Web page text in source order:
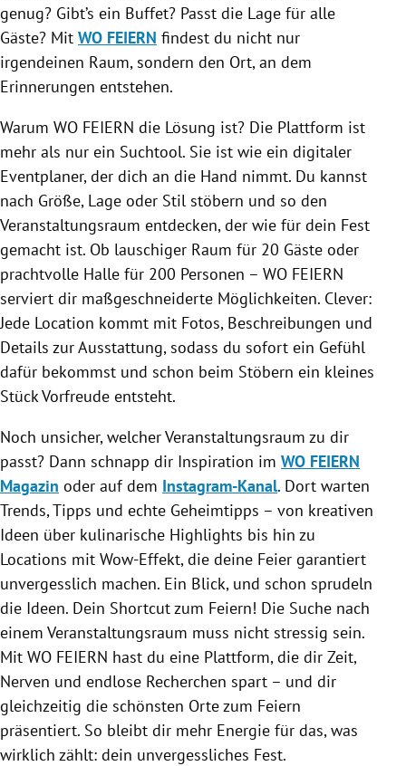
genug? Gibt’s ein Buffet? Passt die Lage für alle
Gäste? Mit WO FEIERN findest du nicht nur
irgendeinen Raum, sondern den Ort, an dem
Erinnerungen entstehen.
Warum WO FEIERN die Lösung ist? Die Plattform ist
mehr als nur ein Suchtool. Sie ist wie ein digitaler
Eventplaner, der dich an die Hand nimmt. Du kannst
nach Größe, Lage oder Stil stöbern und so den
Veranstaltungsraum entdecken, der wie für dein Fest
gemacht ist. Ob lauschiger Raum für 20 Gäste oder
prachtvolle Halle für 200 Personen – WO FEIERN
serviert dir maßgeschneiderte Möglichkeiten. Clever:
Jede Location kommt mit Fotos, Beschreibungen und
Details zur Ausstattung, sodass du sofort ein Gefühl
dafür bekommst und schon beim Stöbern ein kleines
Stück Vorfreude entsteht.
Noch unsicher, welcher Veranstaltungsraum zu dir
passt? Dann schnapp dir Inspiration im WO FEIERN
Magazin oder auf dem Instagram-Kanal. Dort warten
Trends, Tipps und echte Geheimtipps – von kreativen
Ideen über kulinarische Highlights bis hin zu
Locations mit Wow-Effekt, die deine Feier garantiert
unvergesslich machen. Ein Blick, und schon sprudeln
die Ideen. Dein Shortcut zum Feiern! Die Suche nach
einem Veranstaltungsraum muss nicht stressig sein.
Mit WO FEIERN hast du eine Plattform, die dir Zeit,
Nerven und endlose Recherchen spart – und dir
gleichzeitig die schönsten Orte zum Feiern
präsentiert. So bleibt dir mehr Energie für das, was
wirklich zählt: dein unvergessliches Fest.